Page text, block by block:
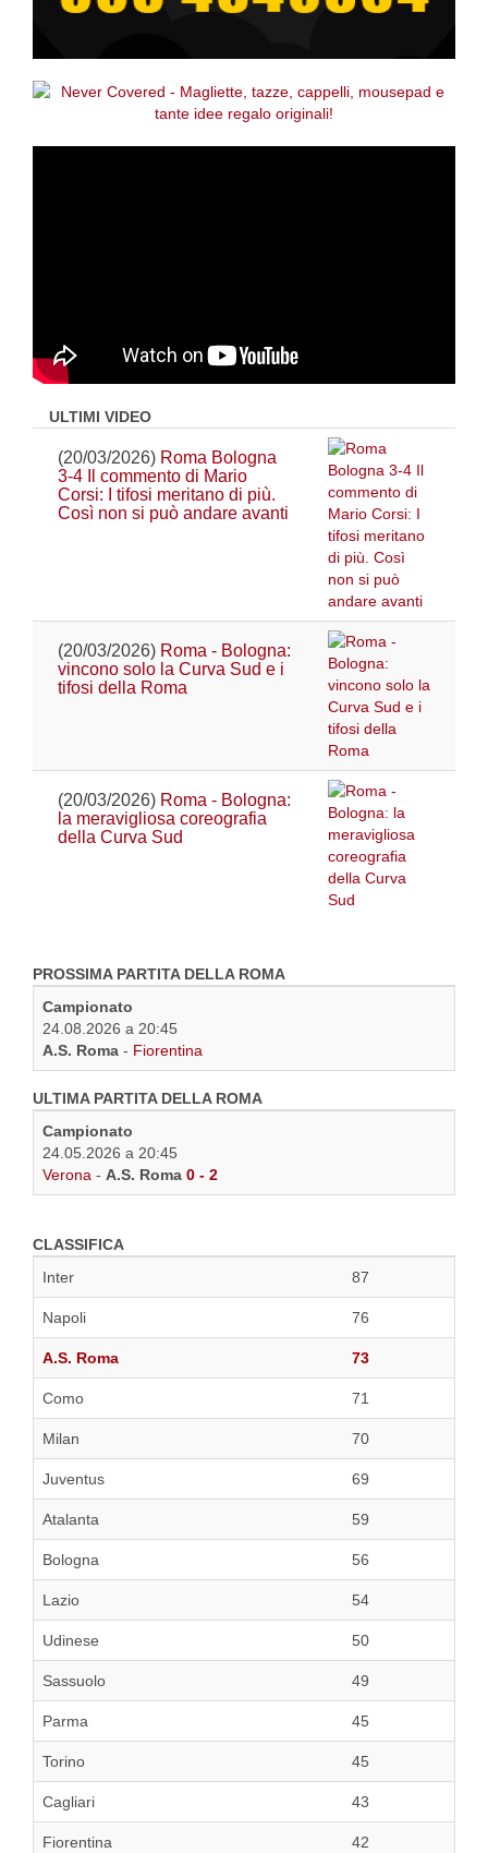
ULTIMI VIDEO
(20/03/2026) Roma Bologna
3-4 Il commento di Mario
Corsi: I tifosi meritano di più.
Così non si può andare avanti
(20/03/2026) Roma - Bologna:
vincono solo la Curva Sud e i
tifosi della Roma
(20/03/2026) Roma - Bologna:
la meravigliosa coreografia
della Curva Sud
PROSSIMA PARTITA DELLA ROMA
Campionato
24.08.2026 a 20:45
A.S. Roma - Fiorentina
ULTIMA PARTITA DELLA ROMA
Campionato
24.05.2026 a 20:45
Verona - A.S. Roma 0 - 2
CLASSIFICA
Inter
87
Napoli 76
A.S. Roma 73
Como 71
Milan 70
Juventus 69
Atalanta 59
Bologna 56
Lazio 54
Udinese 50
Sassuolo 49
Parma 45
Torino 45
Cagliari 43
Fiorentina 42